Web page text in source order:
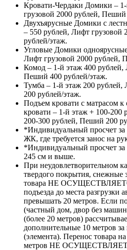
Кровати-Чердаки Домики –
грузовой 2000 рублей, Пеший
Двухъярусные Домики с
– 550 рублей, Лифт
рублей/этаж.
Угловые Домики
Лифт грузовой 2000 рублей,
Комод – 1-й этаж 400 рублей,
Пеший 400 рублей/этаж.
Тумба – 1-й этаж 200
200 рублей/этаж.
Подъем кровати с матрасом к
кровати – 1-й этаж + 100-200
200-300 рублей, Пеший 200
*Индивидуальный просчет за
ЖК, где требуется занос на
*Индивидуальный просчет
245 см и выше.
При неудовлетворительном
твердого покрытия, снежные
товара НЕ
подъезда до места разгрузки
превышать 20 метров. Если
(частный дом, двор без
(более 20 метров)
дополнительные 10 метров
(элемента). Перенос товара
метров НЕ